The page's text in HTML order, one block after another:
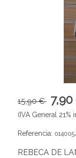
15,90 €
(IVA General 21%
Referencia:
REBECA DE